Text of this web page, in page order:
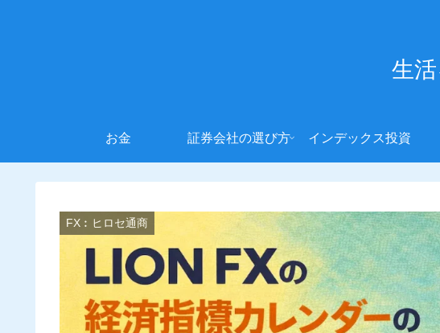
生
お金 証券会社の選び方 インデックス投資
FX︰ヒロセ通商